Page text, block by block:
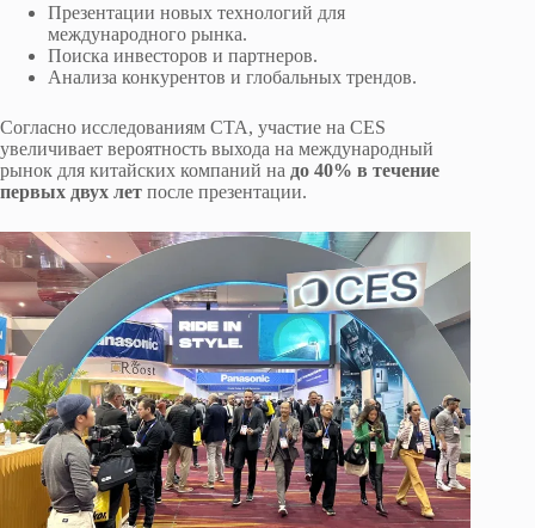
Презентации новых технологий для
международного рынка.
Поиска инвесторов и партнеров.
Анализа конкурентов и глобальных трендов.
Согласно исследованиям CTA, участие на CES
увеличивает вероятность выхода на международный
рынок для китайских компаний на до 40% в течение
первых двух лет после презентации.